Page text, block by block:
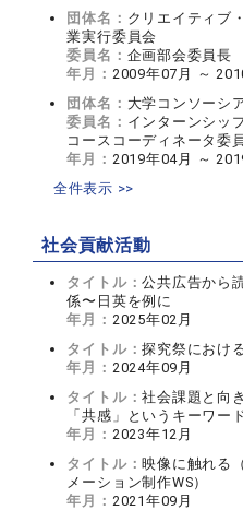
団体名： クリエイティブ
業実行委員会
委員名： 企画部会委員長
年月： 2009年07月 ～
団体名： 大学コンソーシ
委員名： インターンシッ
コースコーディネータ委員
年月： 2019年04月 ～
全件表示 >>
社会貢献活動
タイトル：公共広告から
係〜日英を例に
年月： 2025年02月
タイトル：探究祭におけ
年月： 2024年09月
タイトル：社会課題と向
「共感」というキーワー
年月： 2023年12月
タイトル：映像に触れる
メーション制作WS）
年月： 2021年09月